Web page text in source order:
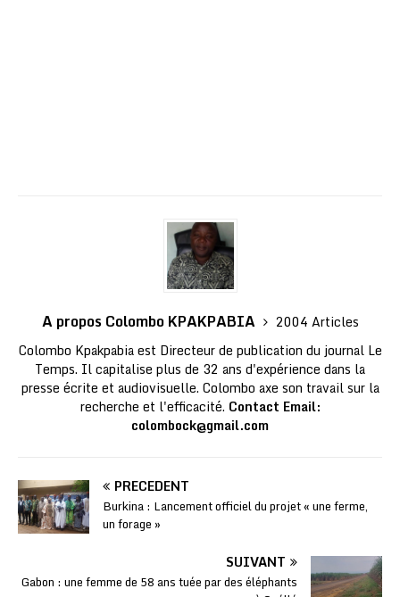
A propos Colombo KPAKPABIA
2004 Articles
Colombo Kpakpabia est Directeur de publication du journal Le
Temps. Il capitalise plus de 32 ans d'expérience dans la
presse écrite et audiovisuelle. Colombo axe son travail sur la
recherche et l'efficacité. Contact Email:
colombock@gmail.com
PRÉCÉDENT
Burkina : Lancement officiel du projet « une ferme,
un forage »
SUIVANT
Gabon : une femme de 58 ans tuée par des éléphants